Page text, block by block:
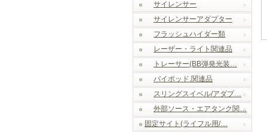
サイレンサー
サイレンサーアダプター
フラッシュハイダー類
レーザー・ライト関連品
トレーサー(BB弾発光装…
バイポッド.関連品
スリングスイベル/アダプ…
外部ソース・エアタンク関…
固定サイト(ライフル用/…